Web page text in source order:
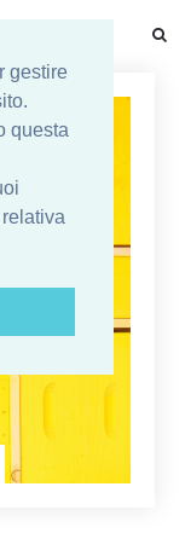
gestire
questa